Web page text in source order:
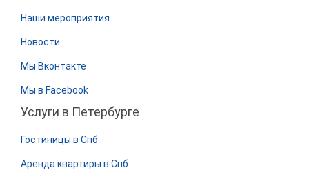
Наши мероприятия
Новости
Мы Вконтакте
Мы в Facebook
Услуги в Петербурге
Гостиницы в Спб
Аренда квартиры в Спб